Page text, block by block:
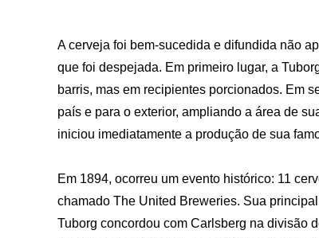
A cerveja foi bem-sucedida e difundida não
que foi despejada. Em primeiro lugar, a
barris, mas em recipientes porcionados. Em
país e para o exterior, ampliando a área de
iniciou imediatamente a produção de sua
Em 1894, ocorreu um evento histórico: 11
chamado The United Breweries. Sua
Tuborg concordou com Carlsberg na divisão